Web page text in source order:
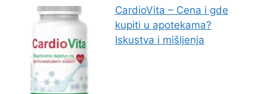
CardioVita – Cena i gde
kupiti u apotekama?
Iskustva i mišljenja